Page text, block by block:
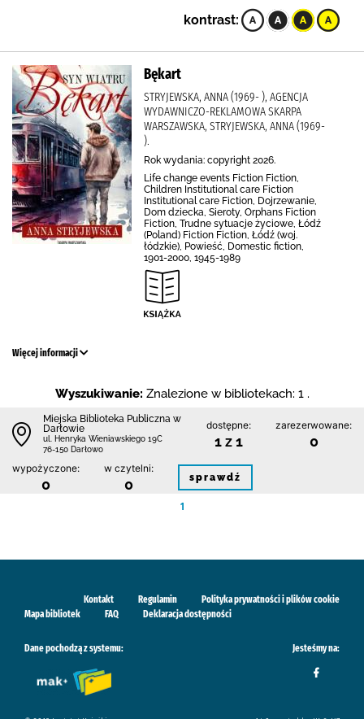
kontrast:
Bękart
STRYJEWSKA, ANNA (1969- ), AGENCJA
WYDAWNICZO-REKLAMOWA SKARPA
WARSZAWSKA, STRYJEWSKA, ANNA (1969-
).
Rok wydania: copyright 2026.
Life change events Fiction Fiction,
Children Institutional care Fiction
Institutional care Fiction, Dojrzewanie,
Dom dziecka, Sieroty, Orphans Fiction
Fiction, Trudne sytuacje życiowe, Łódź
(Poland) Fiction Fiction, Łódź (woj.
łódzkie), Powieść, Domestic fiction,
1901-2000, 1945-1989
Więcej informacji
Wyszukiwanie: Znalezione w bibliotekach: 1 .
Miejska Biblioteka Publiczna w
Darłowie
ul. Henryka Wieniawskiego 19C
76-150 Darłowo
dostępne:
1 z 1
zarezerwowane:
0
wypożyczone:
0
w czytelni:
0 sprawdź
1
Kontakt Regulamin
Polityka prywatności i plików cookie
Mapa bibliotek
FAQ Deklaracja dostępności
Dane pochodzą z systemu: Jesteśmy na: